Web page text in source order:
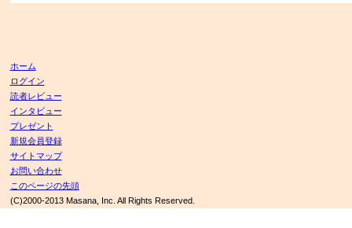
ホーム
ログイン
読者レビュー
インタビュー
プレゼント
新規会員登録
サイトマップ
お問い合わせ
このページの先頭
(C)2000-2013 Masana, Inc. All Rights Reserved.